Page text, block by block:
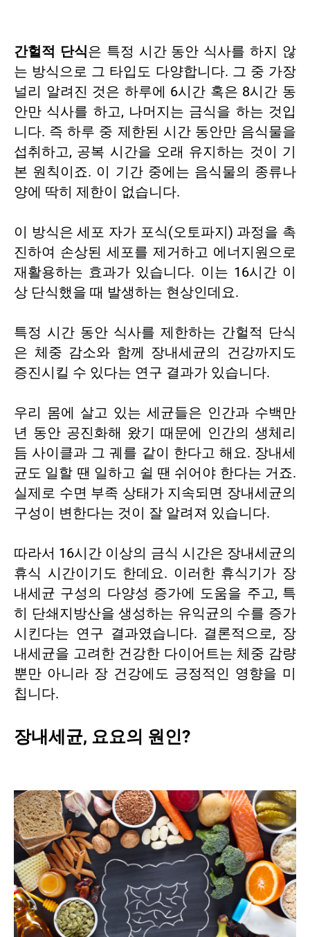
간헐적 단식은 특정 시간 동안 식사를 하지 않
는 방식으로 그 타입도 다양합니다. 그 중 가장
널리 알려진 것은 하루에 6시간 혹은 8시간 동
안만 식사를 하고, 나머지는 금식을 하는 것입
니다. 즉 하루 중 제한된 시간 동안만 음식물을
섭취하고, 공복 시간을 오래 유지하는 것이 기
본 원칙이죠. 이 기간 중에는 음식물의 종류나
양에 딱히 제한이 없습니다.
이 방식은 세포 자가 포식(오토파지) 과정을 촉
진하여 손상된 세포를 제거하고 에너지원으로
재활용하는 효과가 있습니다. 이는 16시간 이
상 단식했을 때 발생하는 현상인데요.
특정 시간 동안 식사를 제한하는 간헐적 단식
은 체중 감소와 함께 장내세균의 건강까지도
증진시킬 수 있다는 연구 결과가 있습니다.
우리 몸에 살고 있는 세균들은 인간과 수백만
년 동안 공진화해 왔기 때문에 인간의 생체리
듬 사이클과 그 궤를 같이 한다고 해요. 장내세
균도 일할 땐 일하고 쉴 땐 쉬어야 한다는 거죠.
실제로 수면 부족 상태가 지속되면 장내세균의
구성이 변한다는 것이 잘 알려져 있습니다.
따라서 16시간 이상의 금식 시간은 장내세균의
휴식 시간이기도 한데요. 이러한 휴식기가 장
내세균 구성의 다양성 증가에 도움을 주고, 특
히 단쇄지방산을 생성하는 유익균의 수를 증가
시킨다는 연구 결과였습니다. 결론적으로, 장
내세균을 고려한 건강한 다이어트는 체중 감량
뿐만 아니라 장 건강에도 긍정적인 영향을 미
칩니다.
장내세균, 요요의 원인?